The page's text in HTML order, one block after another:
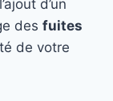
d’un
des fuites
de votre